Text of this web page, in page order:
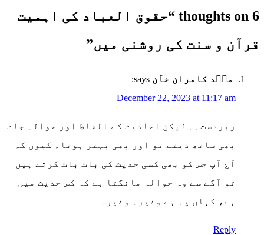
6 thoughts on “
حقوق العباد کی اہمیت
قرآن و سنت کی روشنی میں”
محؐد کامران خآن says:
December 22, 2023 at 11:17 am
زبردست۔۔ لیکن احادیث کے الفاظ اور حوالہ جات
بھی ساتھ دیتے تو اور بھی بہتر ہوتا۔ کیوں کہ
آج آپ جس کو بھی کسی حدیث کی بات بات کرتے ہیں
تو آگے سے وہ حوالہ مانگتا ہے کہ کس حدیث میں
ہے، کہاں پہ ہے وغیرہ وغیرہ
Reply